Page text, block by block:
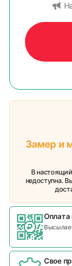
Замер и
В
недоступна.
Оплата
Свое